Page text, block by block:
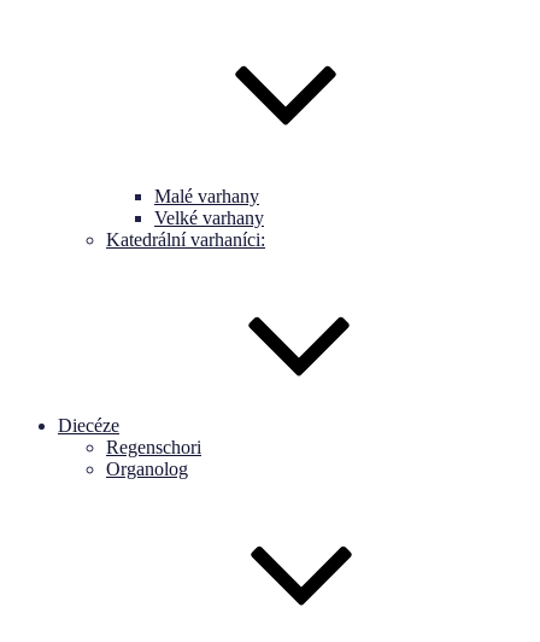
Malé varhany
Velké varhany
Katedrální varhaníci:
Diecéze
Regenschori
Organolog